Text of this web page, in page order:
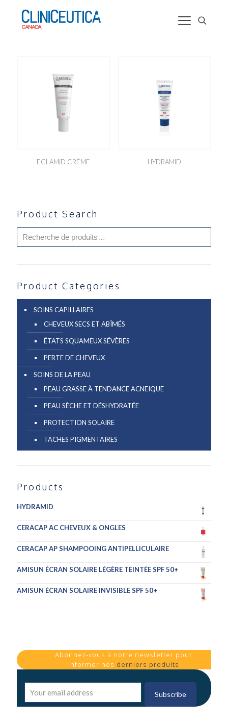
ECLAMID CRÈME HYDRAMID
Product Search
Product Categories
SOINS CAPILLAIRES
CHEVEUX SECS ET ABÎMÉS
ÉTATS SQUAMEUX SÉVÈRES
PERTE DE CHEVEUX
SOINS DE LA PEAU
PEAU GRASSE À TENDANCE ACNEIQUE
PEAU SÈCHE ET DÉSHYDRATÉE
PROTECTION SOLAIRE
TACHES PIGMENTAIRES
Products
HYDRAMID
CERACAP AC CHEVEUX & ONGLES
CERACAP AP SHAMPOOING ANTIPELLICULAIRE
AMISUN ÉCRAN SOLAIRE LÉGÈRE TEINTÉE SPF 50+
AMISUN ÉCRAN SOLAIRE INVISIBLE SPF 50+
Abonnez-vous à notre newsletter pour
informer nos derniers produits